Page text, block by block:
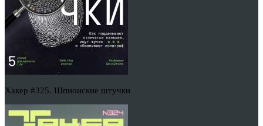
Хакер #325. Шпионские штучки